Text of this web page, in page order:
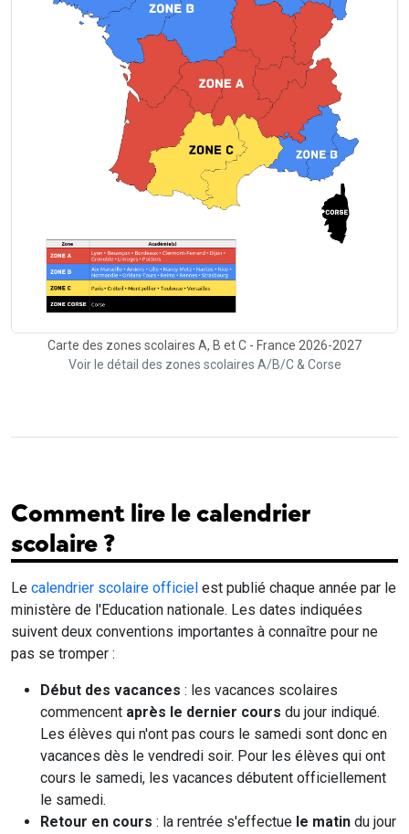
Carte des zones scolaires A, B et C - France 2026-2027
Voir le détail des zones scolaires A/B/C & Corse
Comment lire le calendrier
scolaire ?
Le calendrier scolaire officiel est publié chaque année par le
ministère de l'Education nationale. Les dates indiquées
suivent deux conventions importantes à connaître pour ne
pas se tromper :
Début des vacances : les vacances scolaires
commencent après le dernier cours du jour indiqué.
Les élèves qui n'ont pas cours le samedi sont donc en
vacances dès le vendredi soir. Pour les élèves qui ont
cours le samedi, les vacances débutent officiellement
le samedi.
Retour en cours : la rentrée s'effectue le matin du jour